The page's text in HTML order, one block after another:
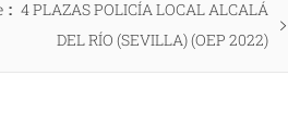
Entrada
siguiente:
4 PLAZAS POLICÍA LOCAL ALCALÁ
DEL RÍO (SEVILLA) (OEP 2022)